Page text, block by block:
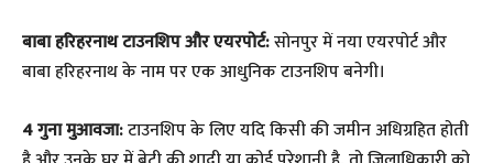
बाबा हरिहरनाथ टाउनशिप और एयरपोर्ट:सोनपुर में नया एयरपोर्ट और
बाबा हरिहरनाथ के नाम पर एक आधुनिक टाउनशिप बनेगी।
4 गुना मुआवजा:टाउनशिप के लिए यदि किसी की जमीन अधिग्रहित होती